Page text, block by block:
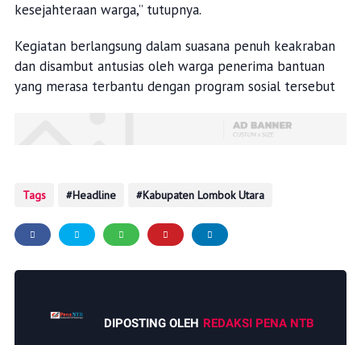
kesejahteraan warga,” tutupnya.
Kegiatan berlangsung dalam suasana penuh keakraban
dan disambut antusias oleh warga penerima bantuan
yang merasa terbantu dengan program sosial tersebut
Tags Headline Kabupaten Lombok Utara
DIPOSTING OLEH REDAKSI PENA NTB